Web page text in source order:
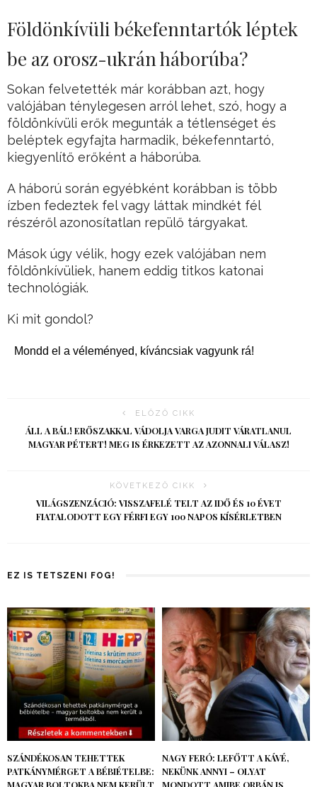
Földönkívüli békefenntartók léptek
be az orosz-ukrán háborúba?
Sokan felvetették már korábban azt, hogy
valójában ténylegesen arról lehet, szó, hogy a
földönkívüli erők megunták a tétlenséget és
beléptek egyfajta harmadik, békefenntartó,
kiegyenlítő erőként a háborúba.
A háború során egyébként korábban is több
ízben fedeztek fel vagy láttak mindkét fél
részéről azonosítatlan repülő tárgyakat.
Mások úgy vélik, hogy ezek valójában nem
földönkívüliek, hanem eddig titkos katonai
technológiák.
Ki mit gondol?
Mondd el a véleményed, kíváncsiak vagyunk rá!
ELŐZŐ CIKK
ÁLL A BÁL! ERŐSZAKKAL VÁDOLJA VARGA JUDIT VÁRATLANUL
MAGYAR PÉTERT! MEG IS ÉRKEZETT AZ AZONNALI VÁLASZ!
KÖVETKEZŐ CIKK
VILÁGSZENZÁCIÓ: VISSZAFELÉ TELT AZ IDŐ ÉS 10 ÉVET
FIATALODOTT EGY FÉRFI EGY 100 NAPOS KÍSÉRLETBEN
EZ IS TETSZENI FOG!
SZÁNDÉKOSAN TEHETTEK
PATKÁNYMÉRGET A BÉBIÉTELBE:
NAGY FERÓ: LEFŐTT A KÁVÉ,
NEKÜNK ANNYI – OLYAT